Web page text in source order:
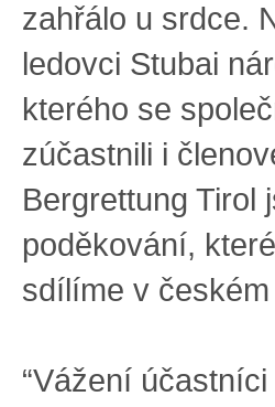
zahřálo u srdce.
ledovci Stubai
kterého se
zúčastnili i
Bergrettung Tirol
poděkování,
sdílíme v
“Vážení